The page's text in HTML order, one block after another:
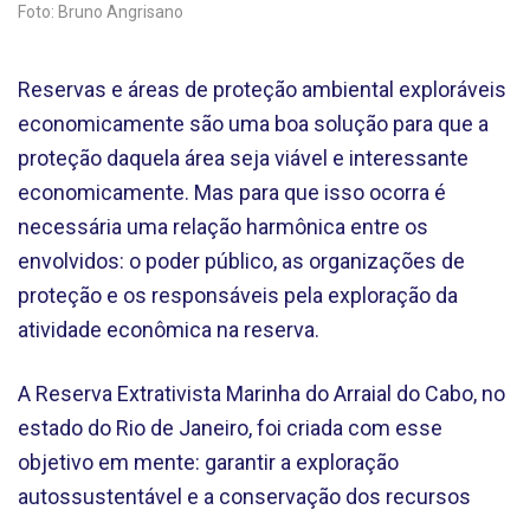
Foto: Bruno Angrisano
Reservas e áreas de proteção ambiental exploráveis
economicamente são uma boa solução para que a
proteção daquela área seja viável e interessante
economicamente. Mas para que isso ocorra é
necessária uma relação harmônica entre os
envolvidos: o poder público, as organizações de
proteção e os responsáveis pela exploração da
atividade econômica na reserva.
A Reserva Extrativista Marinha do Arraial do Cabo, no
estado do Rio de Janeiro, foi criada com esse
objetivo em mente: garantir a exploração
autossustentável e a conservação dos recursos